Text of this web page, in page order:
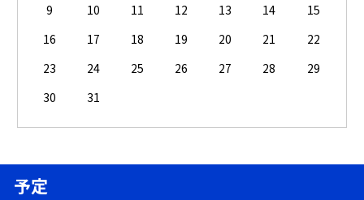
9
10 11 12 13 14
15
16
17 18 19 20 21
22
23
24 25 26 27 28
29
30
31
予定